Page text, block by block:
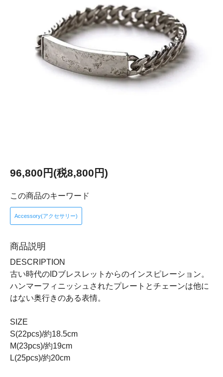
96,800円(税8,800円)
この商品のキーワード
Accessory(アクセサリー)
商品説明
DESCRIPTION
古い時代のIDブレスレットからのインスピレーション。
ハンマーフィニッシュされたプレートとチェーンは他に
はない奥行きのある表情。
SIZE
S(22pcs)/約18.5cm
M(23pcs)/約19cm
L(25pcs)/約20cm